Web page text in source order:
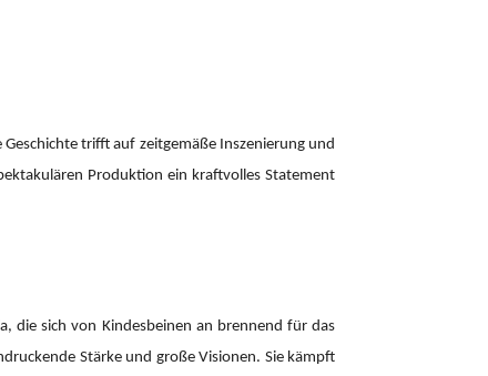
trifft auf zeitgemäße Inszenierung und
Produktion ein kraftvolles Statement
die sich von Kindesbeinen an brennend für das
Stärke und große Visionen. Sie kämpft